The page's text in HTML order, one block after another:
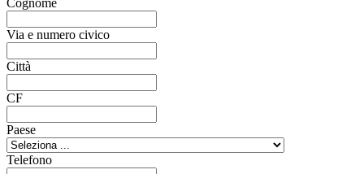
Cognome
Via e numero civico
Città
CF
Paese
Telefono